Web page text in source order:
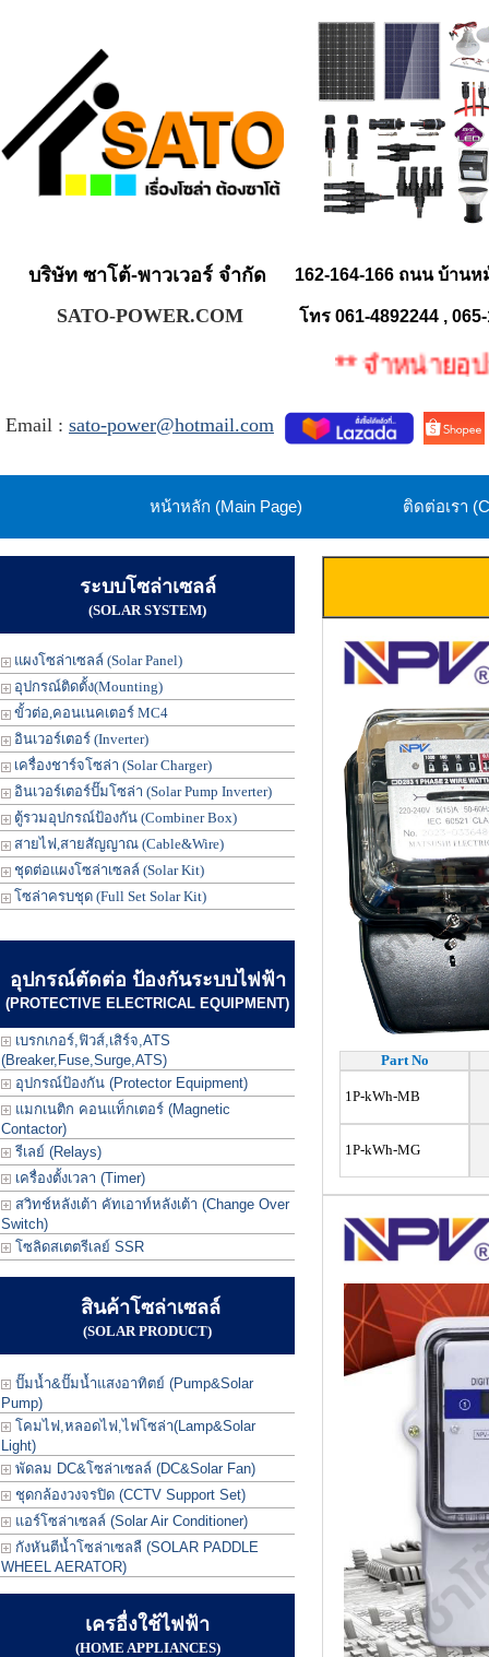
บริษัท ซาโต้-พาวเวอร์ จำกัด 162-164-166 ถนน บ้าน
SATO-POWER.COM โทร 061-4892244 ,
** จำหน่ายอุปก
Email : sato-power@hotmail.com
หน้าหลัก (Main Page) ติดต่อเรา
ระบบโซล่าเซลล์
(SOLAR SYSTEM)
แผงโซล่าเซลล์ (Solar Panel)
อุปกรณ์ติดตั้ง(Mounting)
ขั้วต่อ,คอนเนคเตอร์ MC4
อินเวอร์เตอร์ (Inverter)
เครื่องชาร์จโซล่า (Solar Charger)
อินเวอร์เตอร์ปั๊มโซล่า (Solar Pump Inverter)
ตู้รวมอุปกรณ์ป้องกัน (Combiner Box)
สายไฟ,สายสัญญาณ (Cable&Wire)
ชุดต่อแผงโซล่าเซลล์ (Solar Kit)
โซล่าครบชุด (Full Set Solar Kit)
อุปกรณ์ตัดต่อ ป้องกันระบบไฟฟ้า
(PROTECTIVE ELECTRICAL EQUIPMENT)
เบรกเกอร์,ฟิวส์,เสิร์จ,ATS
(Breaker,Fuse,Surge,ATS)
อุปกรณ์ป้องกัน (Protector Equipment)
แมกเนติก คอนแท็กเตอร์ (Magnetic
Contactor)
รีเลย์ (Relays)
เครื่องตั้งเวลา (Timer)
สวิทช์หลังเต้า คัทเอาท์หลังเต้า (Change Over
Switch)
โซลิดสเตตรีเลย์ SSR
สินค้าโซล่าเซลล์
(SOLAR PRODUCT)
ปั๊มน้ำ&ปั๊มน้ำแสงอาทิตย์ (Pump&Solar
Pump)
โคมไฟ,หลอดไฟ,ไฟโซล่า(Lamp&Solar
Light)
พัดลม DC&โซล่าเซลล์ (DC&Solar Fan)
ชุดกล้องวงจรปิด (CCTV Support Set)
แอร์โซล่าเซลล์ (Solar Air Conditioner)
กังหันตีน้ำโซล่าเซลลื (SOLAR PADDLE
WHEEL AERATOR)
เครอื่งใช้ไฟฟ้า
(HOME APPLIANCES)
Part No
1P-kWh-MB
1P-kWh-MG